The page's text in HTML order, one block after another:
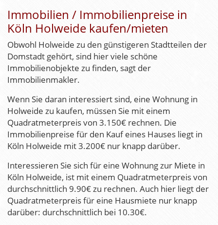
Immobilien / Immobilienpreise in
Köln Holweide kaufen/mieten
Obwohl Holweide zu den günstigeren Stadtteilen der
Domstadt gehört, sind hier viele schöne
Immobilienobjekte zu finden, sagt der
Immobilienmakler.
Wenn Sie daran interessiert sind, eine Wohnung in
Holweide zu kaufen, müssen Sie mit einem
Quadratmeterpreis von 3.150€ rechnen. Die
Immobilienpreise für den Kauf eines Hauses liegt in
Köln Holweide mit 3.200€ nur knapp darüber.
Interessieren Sie sich für eine Wohnung zur Miete in
Köln Holweide, ist mit einem Quadratmeterpreis von
durchschnittlich 9.90€ zu rechnen. Auch hier liegt der
Quadratmeterpreis für eine Hausmiete nur knapp
darüber: durchschnittlich bei 10.30€.